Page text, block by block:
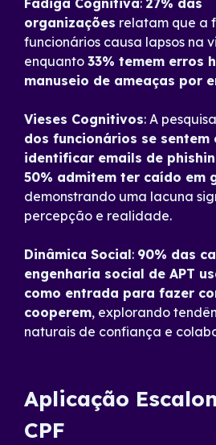
Fadiga Cognitiva: 27% das
organizações relatam que a
funcionários causa lapsos na
enquanto 33% temem erros
manuseio de ameaças por
Vieses Cognitivos: A
dos funcionários se
identificar emails de
50% admitem ter caído em
demonstrando uma lacuna
percepção e realidade.
Dinâmica Social: 90% das
engenharia social de APT
como entrada para fazer
cooperem, explorando
naturais de confiança e
Aplicação
CPF